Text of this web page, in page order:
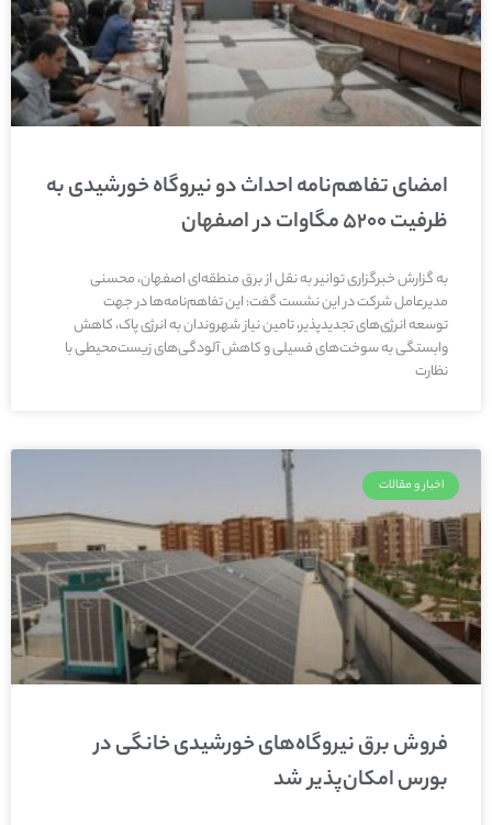
امضای تفاهم‌نامه احداث دو نیروگاه خورشیدی به
ظرفیت ۵۲۰۰ مگاوات در اصفهان
به گزارش خبرگزاری توانیر به نقل از برق منطقه‌ای اصفهان، محسنی
مدیرعامل شرکت در این نشست گفت: این تفاهم‌نامه‌ها در جهت
توسعه انرژی‌های تجدیدپذیر، تامین نیاز شهروندان به انرژی پاک، کاهش
وابستگی به سوخت‌های فسیلی و کاهش آلودگی‌های زیست‌محیطی با
نظارت
اخبار و مقالات
فروش برق نیروگاه‌های خورشیدی خانگی در
بورس امکان‌پذیر شد